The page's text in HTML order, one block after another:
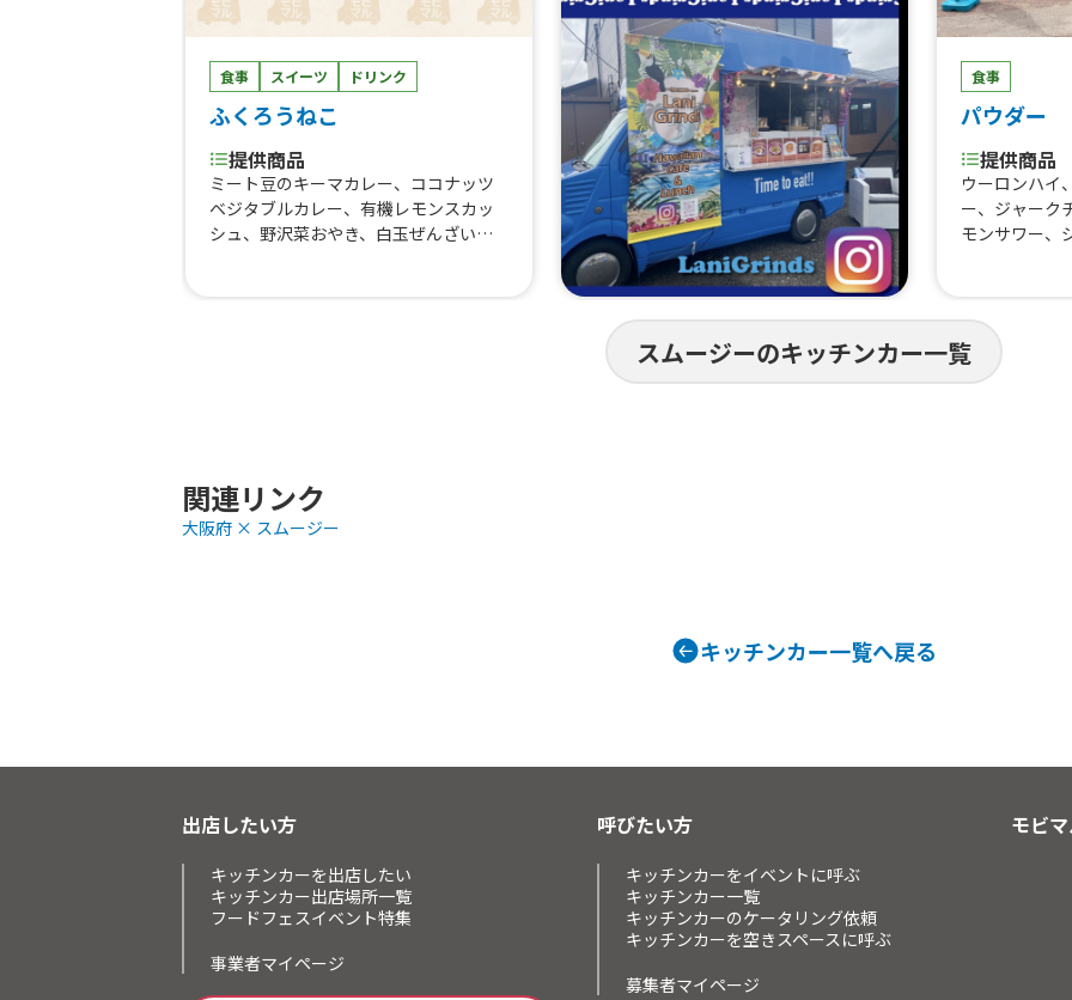
食事 スイーツ ドリンク
ふくろうねこ
提供商品
ミート豆のキーマカレー、ココナッツ
ベジタブルカレー、有機レモンスカッ
シュ、野沢菜おやき、白玉ぜんざい、
提供商品
食事
パウダー
提供商品
ウーロンハイ
ー、ジャーク
モンサワー、
り、パクチ
スムージーのキッチンカー一覧
関連リンク
大阪府 × スムージー
キッチンカー一覧へ戻る
出店したい方
キッチンカーを出店したい
キッチンカー出店場所一覧
フードフェスイベント特集
事業者マイページ
呼びたい方
キッチンカーをイベントに呼ぶ
キッチンカー一覧
キッチンカーのケータリング依頼
キッチンカーを空きスペースに呼ぶ
募集者マイページ
モビ